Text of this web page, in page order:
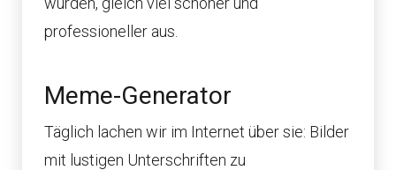
professioneller aus.
Meme-Generator
Täglich lachen wir im Internet über sie: Bilder
mit lustigen Unterschriften zu